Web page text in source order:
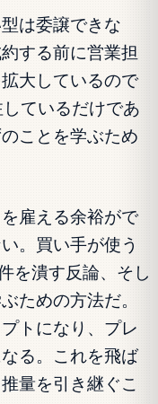
は委譲できな
する前に営業担
大しているので
ているだけであ
ことを学ぶため
雇える余裕がで
。買い手が使う
を潰す反論、そし
ための方法だ。
トになり、プレ
る。これを飛ば
量を引き継ぐこ